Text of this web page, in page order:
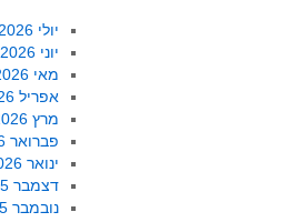
יולי 2026
יוני 2026
מאי 2026
אפריל 2026
מרץ 2026
פברואר 2026
ינואר 2026
דצמבר 2025
נובמבר 2025